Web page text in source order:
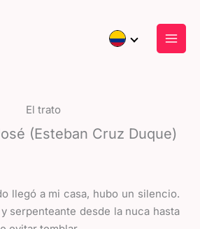
El trato
(Esteban Cruz Duque)
llegó a mi casa, hubo un silencio.
serpenteante desde la nuca hasta